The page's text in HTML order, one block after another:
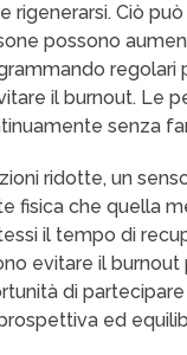
rigenerarsi. Ciò
possono
regolari
il burnout. Le
senza
ridotte, un
fisica che quella
il tempo di
evitare il
di
ed